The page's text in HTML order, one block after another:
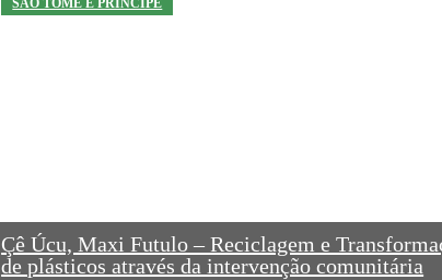
Çê Úcu, Maxi Futulo – Reciclagem e
de plásticos através da intervenção comunitária
SÃO TOMÉ E PRÍNCIPE